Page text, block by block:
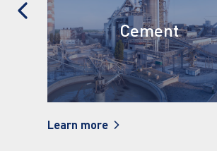
Cement
Learn more